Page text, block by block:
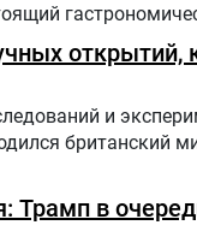
открытий,
и
британский
Трамп в